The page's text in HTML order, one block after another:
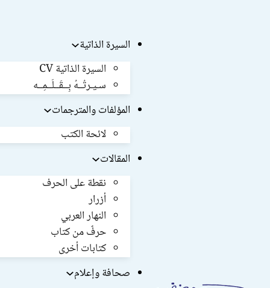
السيرة الذاتية
السيرة الذاتية CV
سـيـرتُــهُ بِــقَــلَــمِــه
المؤلفات والمترجمات
لائحة الكتب
المقالات
نقطة على الحرف
أزرار
النهار العربي
حرفٌ من كتاب
كتابات أخرى
صحافة وإعلام